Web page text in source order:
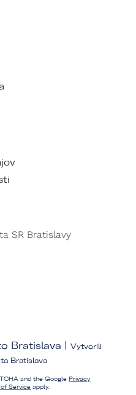
SR Bratislavy
Bratislava |
Vytvorili
Bratislava
and the Google Privacy
Service apply.